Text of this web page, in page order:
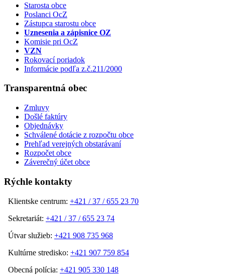
Starosta obce
Poslanci OcZ
Zástupca starostu obce
Uznesenia a zápisnice OZ
Komisie pri OcZ
VZN
Rokovací poriadok
Informácie podľa z.č.211/2000
Transparentná obec
Zmluvy
Došlé faktúry
Objednávky
Schválené dotácie z rozpočtu obce
Prehľad verejných obstarávaní
Rozpočet obce
Záverečný účet obce
Rýchle kontakty
Klientske centrum: +421 / 37 / 655 23 70
Sekretariát: +421 / 37 / 655 23 74
Útvar služieb: +421 908 735 968
Kultúrne stredisko: +421 907 759 854
Obecná polícia: +421 905 330 148